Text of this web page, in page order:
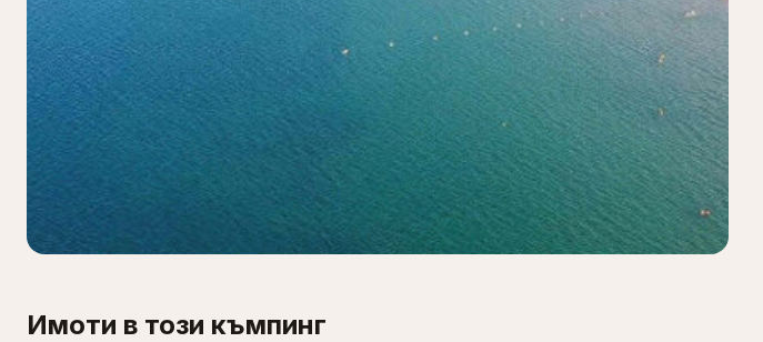
Имоти в този къмпинг